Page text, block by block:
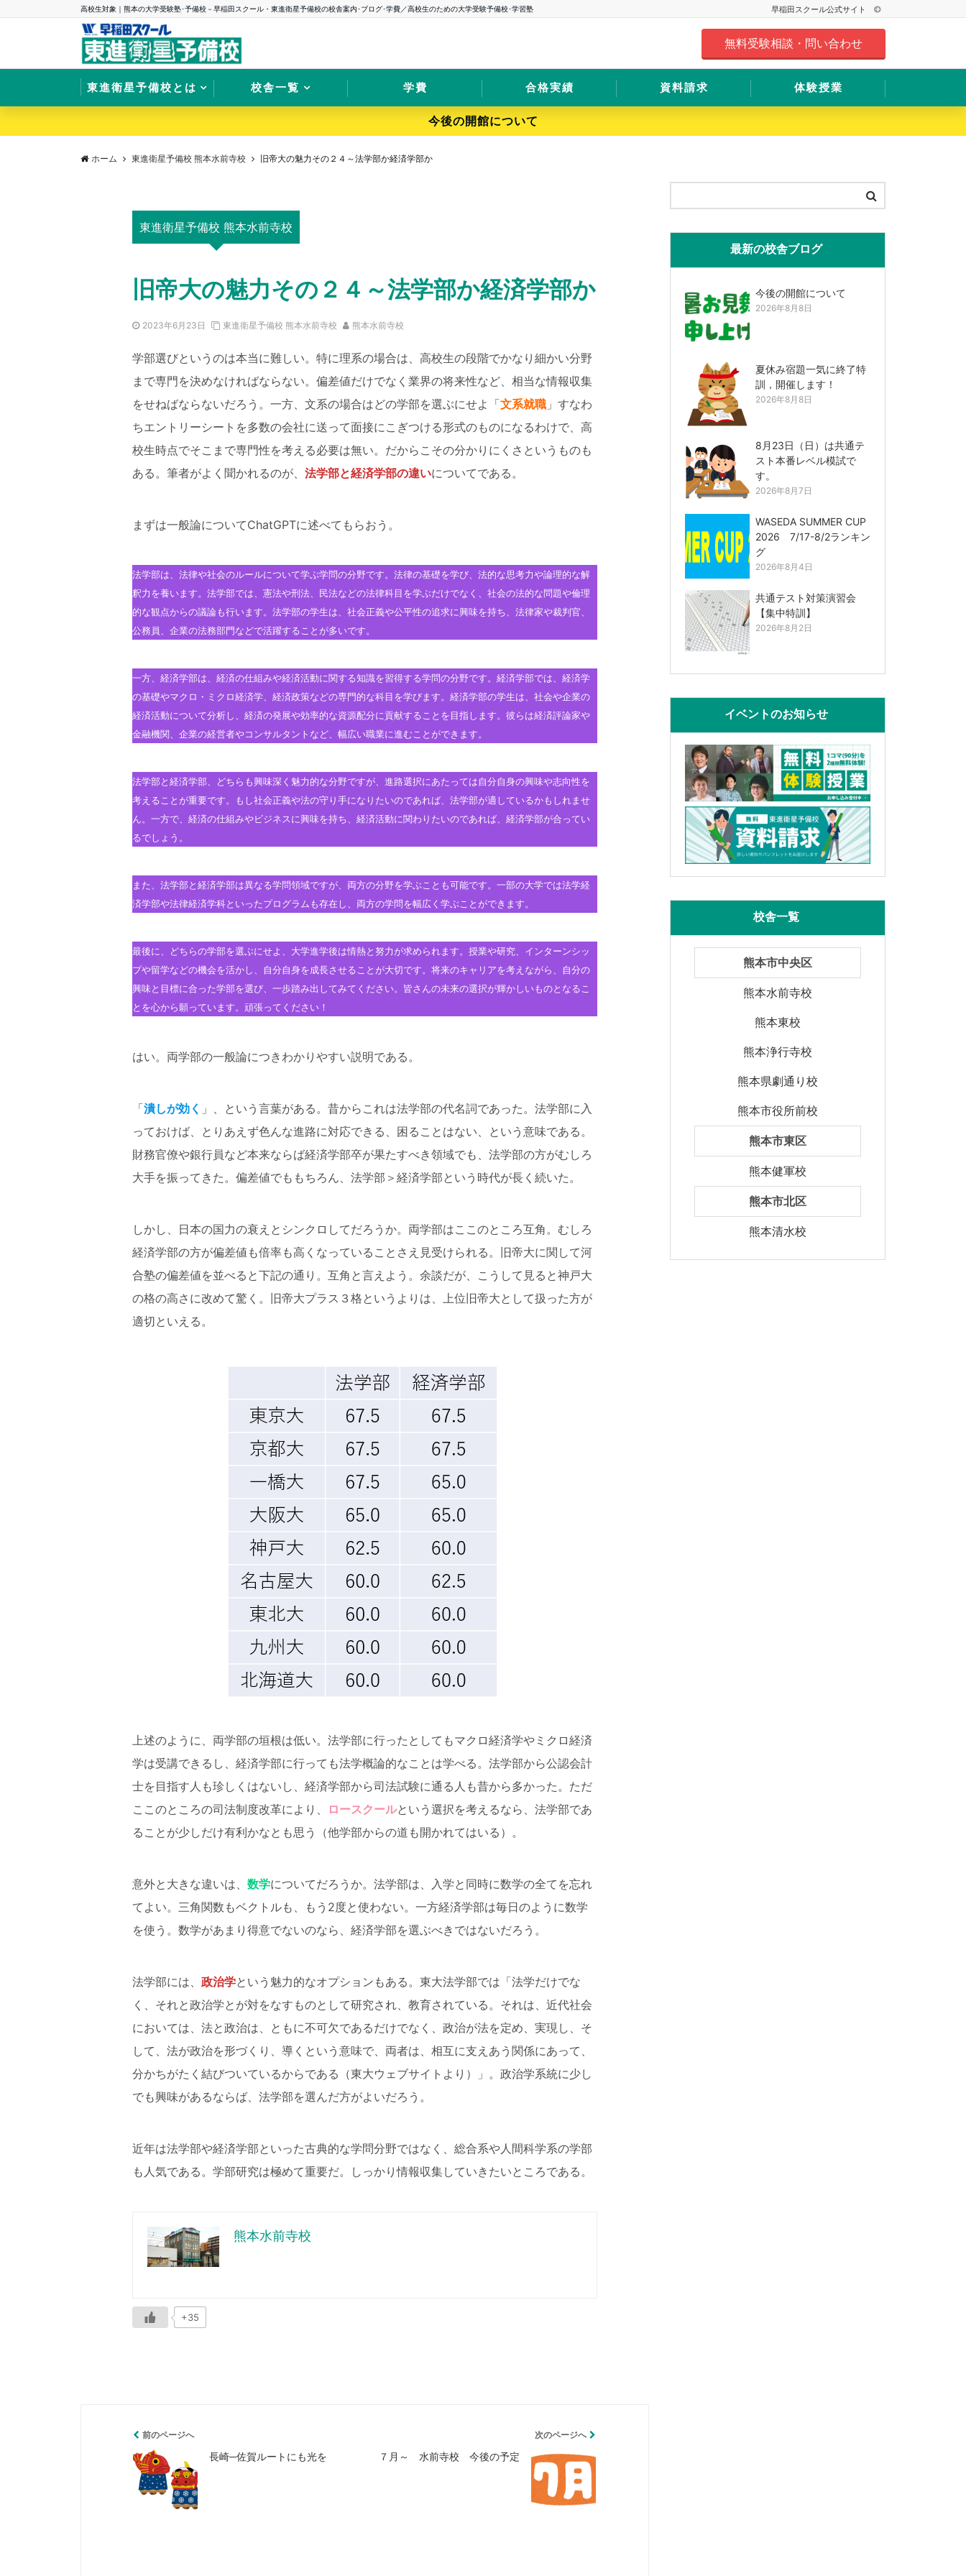
高校生対象｜熊本の大学受験塾･予備校－早稲田スクール・東進衛星予備校の校舎案内･ブログ･学費／高校生のための大学受験予備校･学習塾 早稲田スクール公式サイト
無料受験相談・問い合わせ
東進衛星予備校とは 校舎一覧 学費 合格実績 資料請求 体験授業
今後の開館について
ホーム 東進衛星予備校 熊本水前寺校 旧帝大の魅力その２４～法学部か経済学部か
東進衛星予備校 熊本水前寺校
旧帝大の魅力その２４～法学部か経済学部か
2023年6月23日 東進衛星予備校 熊本水前寺校 熊本水前寺校
学部選びというのは本当に難しい。特に理系の場合は、高校生の段階でかなり細かい分野
まで専門を決めなければならない。偏差値だけでなく業界の将来性など、相当な情報収集
をせねばならないだろう。一方、文系の場合はどの学部を選ぶにせよ「文系就職 」すなわ
ちエントリーシートを多数の会社に送って面接にこぎつける形式のものになるわけで、高
校生時点でそこまで専門性を考える必要は無い。だからこその分かりにくさというものも
ある。筆者がよく聞かれるのが、 法学部と経済学部の違いについてである。
まずは一般論についてChatGPTに述べてもらおう。
法学部は、法律や社会のルールについて学ぶ学問の分野です。法律の基礎を学び、法的な思考力や論理的な解
釈力を養います。法学部では、憲法や刑法、民法などの法律科目を学ぶだけでなく、社会の法的な問題や倫理
的な観点からの議論も行います。法学部の学生は、社会正義や公平性の追求に興味を持ち、法律家や裁判官、
公務員、企業の法務部門などで活躍することが多いです。
一方、経済学部は、経済の仕組みや経済活動に関する知識を習得する学問の分野です。経済学部では、経済学
の基礎やマクロ・ミクロ経済学、経済政策などの専門的な科目を学びます。経済学部の学生は、社会や企業の
経済活動について分析し、経済の発展や効率的な資源配分に貢献することを目指します。彼らは経済評論家や
金融機関、企業の経営者やコンサルタントなど、幅広い職業に進むことができます。
法学部と経済学部、どちらも興味深く魅力的な分野ですが、進路選択にあたっては自分自身の興味や志向性を
考えることが重要です。もし社会正義や法の守り手になりたいのであれば、法学部が適しているかもしれませ
ん。一方で、経済の仕組みやビジネスに興味を持ち、経済活動に関わりたいのであれば、経済学部が合ってい
るでしょう。
また、法学部と経済学部は異なる学問領域ですが、両方の分野を学ぶことも可能です。一部の大学では法学経
済学部や法律経済学科といったプログラムも存在し、両方の学問を幅広く学ぶことができます。
最後に、どちらの学部を選ぶにせよ、大学進学後は情熱と努力が求められます。授業や研究、インターンシッ
プや留学などの機会を活かし、自分自身を成長させることが大切です。将来のキャリアを考えながら、自分の
興味と目標に合った学部を選び、一歩踏み出してみてください。皆さんの未来の選択が輝かしいものとなるこ
とを心から願っています。頑張ってください！
はい。両学部の一般論につきわかりやすい説明である。
「潰しが効く 」、という言葉がある。昔からこれは法学部の代名詞であった。法学部に入
っておけば、とりあえず色んな進路に対応できる、困ることはない、という意味である。
財務官僚や銀行員など本来ならば経済学部卒が果たすべき領域でも、法学部の方がむしろ
大手を振ってきた。偏差値でももちろん、法学部＞経済学部という時代が長く続いた。
しかし、日本の国力の衰えとシンクロしてだろうか。両学部はここのところ互角。むしろ
経済学部の方が偏差値も倍率も高くなっていることさえ見受けられる。旧帝大に関して河
合塾の偏差値を並べると下記の通り。互角と言えよう。余談だが、こうして見ると神戸大
の格の高さに改めて驚く。旧帝大プラス３格というよりは、上位旧帝大として扱った方が
適切といえる。
上述のように、両学部の垣根は低い。法学部に行ったとしてもマクロ経済学やミクロ経済
学は受講できるし、経済学部に行っても法学概論的なことは学べる。法学部から公認会計
士を目指す人も珍しくはないし、経済学部から司法試験に通る人も昔から多かった。ただ
ここのところの司法制度改革により、
ロースクールという選択を考えるなら、法学部であ
ることが少しだけ有利かなとも思う（他学部からの道も開かれてはいる）。
意外と大きな違いは、 数学についてだろうか。法学部は、入学と同時に数学の全てを忘れ
てよい。三角関数もベクトルも、もう2度と使わない。一方経済学部は毎日のように数学
を使う。数学があまり得意でないのなら、経済学部を選ぶべきではないだろう。
法学部には、 政治学という魅力的なオプションもある。東大法学部では「法学だけでな
く、それと政治学とが対をなすものとして研究され、教育されている。それは、近代社会
においては、法と政治は、ともに不可欠であるだけでなく、政治が法を定め、実現し、そ
して、法が政治を形づくり、導くという意味で、両者は、相互に支えあう関係にあって、
分かちがたく結びついているからである（東大ウェブサイトより）」。政治学系統に少し
でも興味があるならば、法学部を選んだ方がよいだろう。
近年は法学部や経済学部といった古典的な学問分野ではなく、総合系や人間科学系の学部
も人気である。学部研究は極めて重要だ。しっかり情報収集していきたいところである。
熊本水前寺校
+35
前のページへ
長崎─佐賀ルートにも光を
次のページへ
７月～ 水前寺校 今後の予定
最新の校舎ブログ
今後の開館について
2026年8月8日
夏休み宿題一気に終了特
訓，開催します！
2026年8月8日
8月23日（日）は共通テ
スト本番レベル模試で
す。
2026年8月7日
WASEDA SUMMER CUP
2026 7/17-8/2ランキン
グ
2026年8月4日
共通テスト対策演習会
【集中特訓】
2026年8月2日
イベントのお知らせ
校舎一覧
熊本市中央区
熊本水前寺校
熊本東校
熊本浄行寺校
熊本県劇通り校
熊本市役所前校
熊本市東区
熊本健軍校
熊本市北区
熊本清水校